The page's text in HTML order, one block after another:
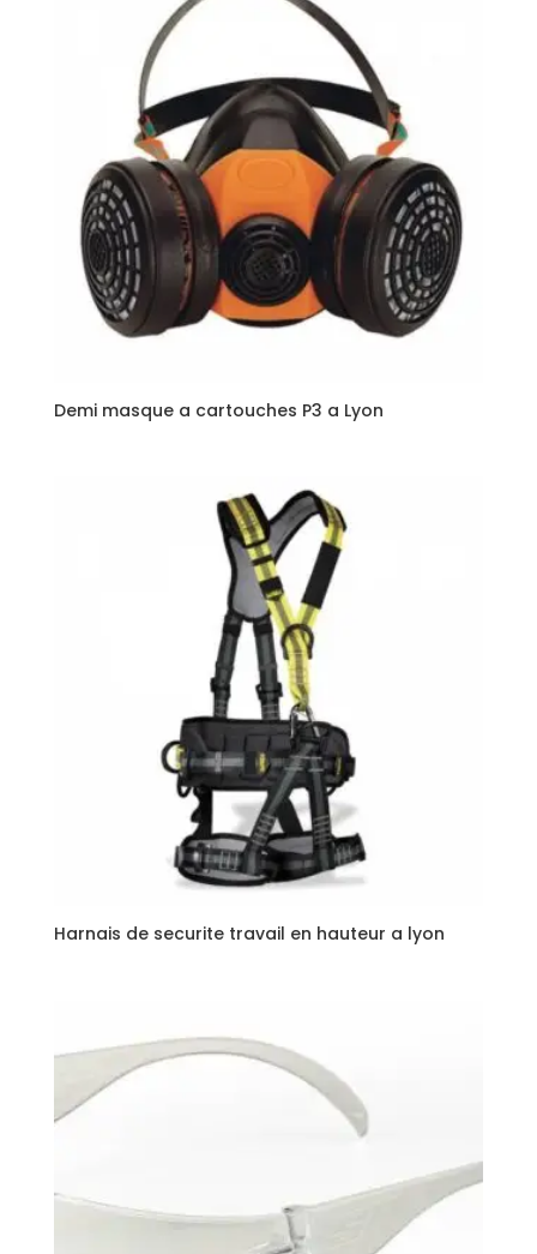
Demi masque a cartouches P3 a Lyon
Harnais de securite travail en hauteur a lyon